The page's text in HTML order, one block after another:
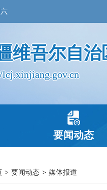
维吾尔自
要闻动态
> 要闻动态 > 媒体报道